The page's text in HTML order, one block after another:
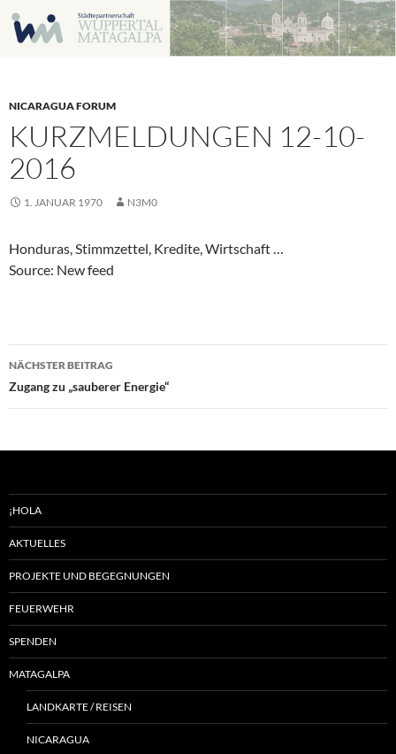
Zum
Inhalt
NICARAGUA FORUM
KURZMELDUNGEN 12-10-
2016
1. JANUAR 1970 N3M0
Honduras, Stimmzettel, Kredite, Wirtschaft …
Source: New feed
Beitragsnavigation
NÄCHSTER BEITRAG
Zugang zu „sauberer Energie“
¡HOLA
AKTUELLES
PROJEKTE UND BEGEGNUNGEN
FEUERWEHR
SPENDEN
MATAGALPA
LANDKARTE / REISEN
NICARAGUA